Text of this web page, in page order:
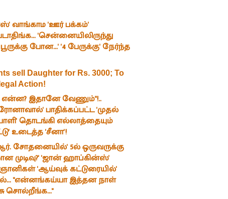
வாங்காம 'ஊர் பக்கம்'
'சென்னையிலிருந்து
போன...' '4 பேருக்கு' நேர்ந்த
sell Daughter for Rs. 3000; To
Action!
என்ன? இதானே வேணும்"!..
பாதிக்கப்பட்ட 'முதல்
தொடங்கி எல்லாத்தையும்
உடைத்த 'சீனா'!
சோதனையில்' 5ல் ஒருவருக்கு
முடிவு?' 'ஜான் ஹாப்கின்ஸ்'
'ஆய்வுக் கட்டுரையில்'
"என்னங்கய்யா இத்தன நாள்
சொல்றீங்க..."